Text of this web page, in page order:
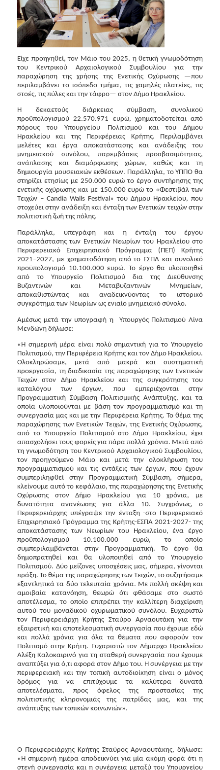
Είχε προηγηθεί, τον Μάιο του 2025, η θετική γνωμοδότηση
του Κεντρικού Αρχαιολογικού Συμβουλίου για την
παραχώρηση της χρήσης της Ενετικής Οχύρωσης —που
περιλαμβάνει το ισόπεδο τμήμα, τις χαμηλές πλατείες, τις
στοές, τις πύλες και την τάφρο— στον Δήμο Ηρακλείου.
Η δεκαετούς διάρκειας σύμβαση, συνολικού
προϋπολογισμού 22.570.971 ευρώ, χρηματοδοτείται από
πόρους του Υπουργείου Πολιτισμού και του Δήμου
Ηρακλείου και της Περιφέρειας Κρήτης. Περιλαμβάνει
μελέτες και έργα αποκατάστασης και ανάδειξης του
μνημειακού συνόλου, παρεμβάσεις προσβασιμότητας,
ανάπλασης και διαμόρφωσης χώρων, καθώς και τη
δημιουργία μουσειακών εκθέσεων. Παράλληλα, το ΥΠΠΟ θα
στηρίζει ετησίως με 250.000 ευρώ το έργο συντήρησης της
ενετικής οχύρωσης και με 150.000 ευρώ το «Φεστιβάλ των
Τειχών – Candia Walls Festival» του Δήμου Ηρακλείου, που
στοχεύει στην ανάδειξη και ένταξη των Ενετικών τειχών στην
πολιτιστική ζωή της πόλης.
Παράλληλα, υπεγράφη και η ένταξη του έργου
αποκατάστασης των Ενετικών Νεωρίων του Ηρακλείου στο
Περιφερειακό Επιχειρησιακό Πρόγραμμα (ΠΕΠ) Κρήτης
2021–2027, με χρηματοδότηση από το ΕΣΠΑ και συνολικό
προϋπολογισμό 10.100.000 ευρώ. Το έργο θα υλοποιηθεί
από το Υπουργείο Πολιτισμού δια της Διεύθυνσης
Βυζαντινών και Μεταβυζαντινών Μνημείων,
αποκαθιστώντας και αναδεικνύοντας το ιστορικό
συγκρότημα των Νεωρίων ως ενιαίο μνημειακό σύνολο.
Αμέσως μετά την υπογραφή η Υπουργός Πολιτισμού Λίνα
Μενδώνη δήλωσε:
«Η σημερινή μέρα είναι πολύ σημαντική για το Υπουργείο
Πολιτισμού, την Περιφέρεια Κρήτης και τον Δήμο Ηρακλείου.
Ολοκληρώσαμε, μετά από μακρά και συστηματική
προεργασία, τη διαδικασία της παραχώρησης των Ενετικών
Τειχών στον Δήμο Ηρακλείου και της συγκρότησης του
καταλόγου των έργων, που εμπεριέχονται στην
Προγραμματική Σύμβαση Πολιτισμικής Ανάπτυξης, και τα
οποία υλοποιούνται με βάση τον προγραμματισμό και τη
συνεργασία μας και με την Περιφέρεια Κρήτης. Το θέμα της
παραχώρησης των Ενετικών Τειχών, της Ενετικής Οχύρωσης,
από το Υπουργείο Πολιτισμού στο Δήμο Ηρακλείου, έχει
απασχολήσει τους φορείς για πάρα πολλά χρόνια. Μετά από
τη γνωμοδότηση του Κεντρικού Αρχαιολογικού Συμβουλίου,
τον προηγούμενο Μάιο και μετά την ολοκλήρωση του
προγραμματισμού και τις εντάξεις των έργων, που έχουν
συμπεριληφθεί στην Προγραμματική Σύμβαση, σήμερα,
κλείνουμε αυτό το κεφάλαιο, της παραχώρησης της Ενετικής
Οχύρωσης στον Δήμο Ηρακλείου για 10 χρόνια, με
δυνατότητα ανανέωσης για άλλα 10. Συγχρόνως, ο
Περιφερειάρχης υπέγραψε την ένταξη -στο Περιφερειακό
Επιχειρησιακό Πρόγραμμα της Κρήτης-ΕΣΠΑ 2021-2027- της
αποκατάστασης των Νεωρίων του Ηρακλείου, ένα έργο
προϋπολογισμού 10.100.000 ευρώ, το οποίο
συμπεριλαμβάνεται στην Προγραμματική. Το έργο θα
δημοπρατηθεί και θα υλοποιηθεί από το Υπουργείο
Πολιτισμού. Δύο μείζονες υποσχέσεις μας, σήμερα, γίνονται
πράξη. Το θέμα της παραχώρησης των Τειχών, το συζητήσαμε
εξαντλητικά τα δύο τελευταία χρόνια. Με πολλή σκέψη και
αμοιβαία κατανόηση, θεωρώ ότι φθάσαμε στο σωστό
αποτέλεσμα, το οποίο επιτρέπει την καλλίτερη διαχείριση
αυτού του μοναδικού οχυρωματικού συνόλου. Ευχαριστώ
τον Περιφερειάρχη Κρήτης Σταύρο Αρναουτάκη για την
εξαιρετική και αποτελεσματική συνεργασία που έχουμε εδώ
και πολλά χρόνια για όλα τα θέματα που αφορούν τον
Πολιτισμό στην Κρήτη. Ευχαριστώ τον Δήμαρχο Ηρακλείου
Αλέξη Καλοκαιρινό για τη σταθερή συνεργασία που έχουμε
αναπτύξει για ό,τι αφορά στον Δήμο του. Η συνέργεια με την
περιφερειακή και την τοπική αυτοδιοίκηση είναι ο μόνος
δρόμος για να επιτύχουμε τα καλύτερα δυνατά
αποτελέσματα, προς όφελος της προστασίας της
πολιτιστικής κληρονομιάς της πατρίδας μας, και της
ανάπτυξης των τοπικών κοινωνιών».
Ο Περιφερειάρχης Κρήτης Σταύρος Αρναουτάκης, δήλωσε:
«Η σημερινή ημέρα αποδεικνύει για μία ακόμη φορά ότι η
στενή συνεργασία και η συνέργεια μεταξύ του Υπουργείου